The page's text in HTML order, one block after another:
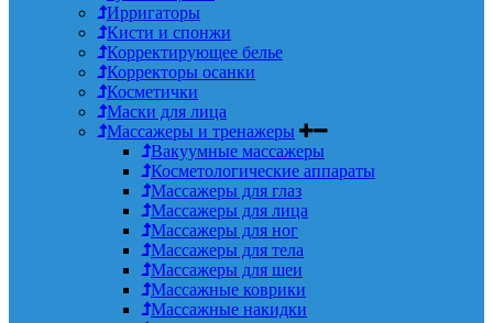
Ирригаторы
Кисти и спонжи
Корректирующее белье
Корректоры осанки
Косметички
Маски для лица
Массажеры и тренажеры
Вакуумные массажеры
Косметологические аппараты
Массажеры для глаз
Массажеры для лица
Массажеры для ног
Массажеры для тела
Массажеры для шеи
Массажные коврики
Массажные накидки